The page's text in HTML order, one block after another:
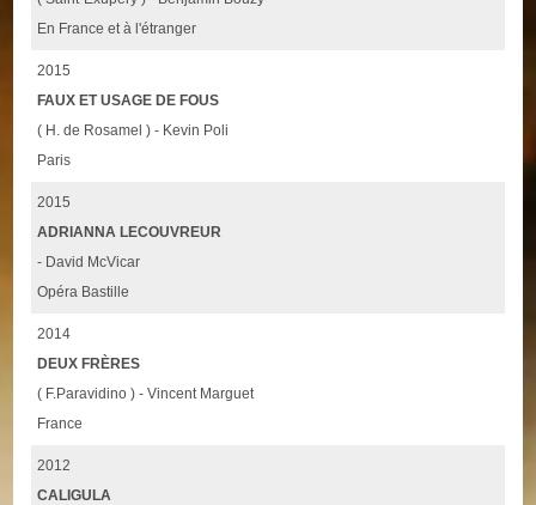
En France et à l'étranger
2015
FAUX ET USAGE DE FOUS
( H. de Rosamel ) - Kevin Poli
Paris
2015
ADRIANNA LECOUVREUR
- David McVicar
Opéra Bastille
2014
DEUX FRÈRES
( F.Paravidino ) - Vincent Marguet
France
2012
CALIGULA